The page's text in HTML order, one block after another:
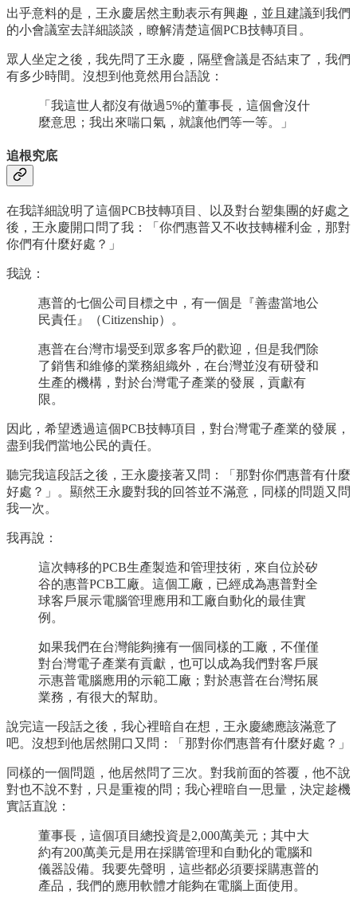
出乎意料的是，王永慶居然主動表示有興趣，並且建議到我們
的小會議室去詳細談談，瞭解清楚這個PCB技轉項目。
眾人坐定之後，我先問了王永慶，隔壁會議是否結束了，我們
有多少時間。沒想到他竟然用台語說：
「我這世人都沒有做過5%的董事長，這個會沒什
麼意思；我出來喘口氣，就讓他們等一等。」
追根究底
在我詳細說明了這個PCB技轉項目、以及對台塑集團的好處之
後，王永慶開口問了我：「你們惠普又不收技轉權利金，那對
你們有什麼好處？」
我說：
惠普的七個公司目標之中，有一個是『善盡當地公
民責任』（Citizenship）。
惠普在台灣市場受到眾多客戶的歡迎，但是我們除
了銷售和維修的業務組織外，在台灣並沒有研發和
生產的機構，對於台灣電子產業的發展，貢獻有
限。
因此，希望透過這個PCB技轉項目，對台灣電子產業的發展，
盡到我們當地公民的責任。
聽完我這段話之後，王永慶接著又問：「那對你們惠普有什麼
好處？」。顯然王永慶對我的回答並不滿意，同樣的問題又問
我一次。
我再說：
這次轉移的PCB生產製造和管理技術，來自位於矽
谷的惠普PCB工廠。這個工廠，已經成為惠普對全
球客戶展示電腦管理應用和工廠自動化的最佳實
例。
如果我們在台灣能夠擁有一個同樣的工廠，不僅僅
對台灣電子產業有貢獻，也可以成為我們對客戶展
示惠普電腦應用的示範工廠；對於惠普在台灣拓展
業務，有很大的幫助。
說完這一段話之後，我心裡暗自在想，王永慶總應該滿意了
吧。沒想到他居然開口又問：「那對你們惠普有什麼好處？」
同樣的一個問題，他居然問了三次。對我前面的答覆，他不說
對也不說不對，只是重複的問；我心裡暗自一思量，決定趁機
實話直說：
董事長，這個項目總投資是2,000萬美元；其中大
約有200萬美元是用在採購管理和自動化的電腦和
儀器設備。我要先聲明，這些都必須要採購惠普的
產品，我們的應用軟體才能夠在電腦上面使用。